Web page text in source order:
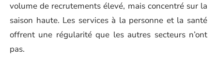
volume de recrutements élevé, mais concentré sur la
saison haute. Les services à la personne et la santé
offrent une régularité que les autres secteurs n’ont
pas.